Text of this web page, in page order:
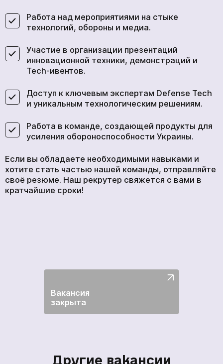
Работа над мероприятиями на стыке
технологий, обороны и медиа.
Участие в организации презентаций
инновационной техники, демонстраций и
Tech-ивентов.
Доступ к ключевым экспертам Defense Tech
и уникальным технологическим решениям.
Работа в команде, создающей продукты для
усиления обороноспособности Украины.
Если вы обладаете необходимыми навыками и
хотите стать частью нашей команды, отправляйте
своё резюме. Наш рекрутер свяжется с вами в
кратчайшие сроки!
Вакансия
закрыта
Другие вакансии